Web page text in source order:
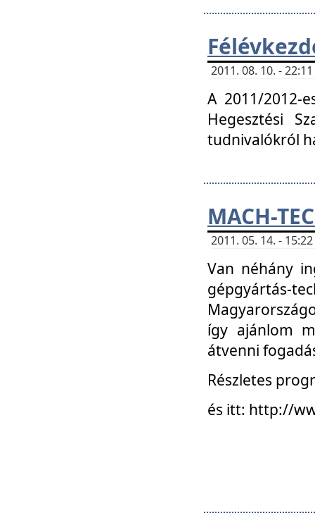
2011. 08. 10. -
A 2011/2012-
Hegesztési
tudnivalókról
MACH-
2011. 05. 14. -
Van néhány
gépgyártás-
így ajánlom
átvenni
Részletes
és itt: http://